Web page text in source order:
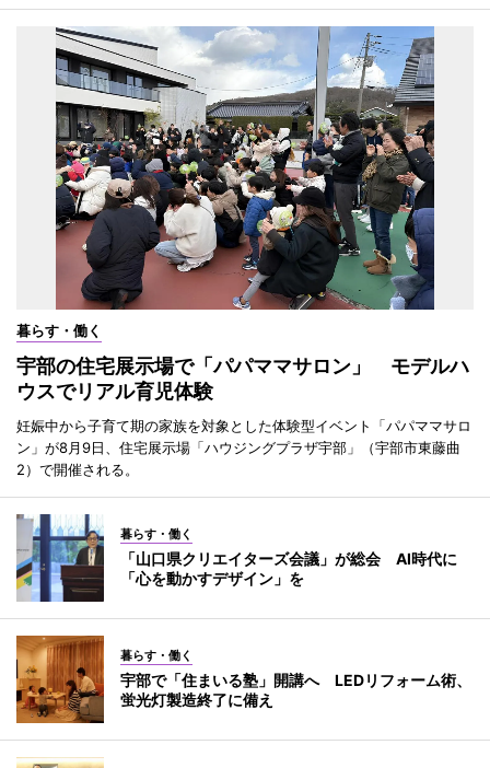
暮らす・働く
宇部の住宅展示場で「パパママサロン」 モデルハ
ウスでリアル育児体験
妊娠中から子育て期の家族を対象とした体験型イベント「パパママサロ
ン」が8月9日、住宅展示場「ハウジングプラザ宇部」（宇部市東藤曲
2）で開催される。
暮らす・働く
「山口県クリエイターズ会議」が総会 AI時代に
「心を動かすデザイン」を
暮らす・働く
宇部で「住まいる塾」開講へ LEDリフォーム術、
蛍光灯製造終了に備え